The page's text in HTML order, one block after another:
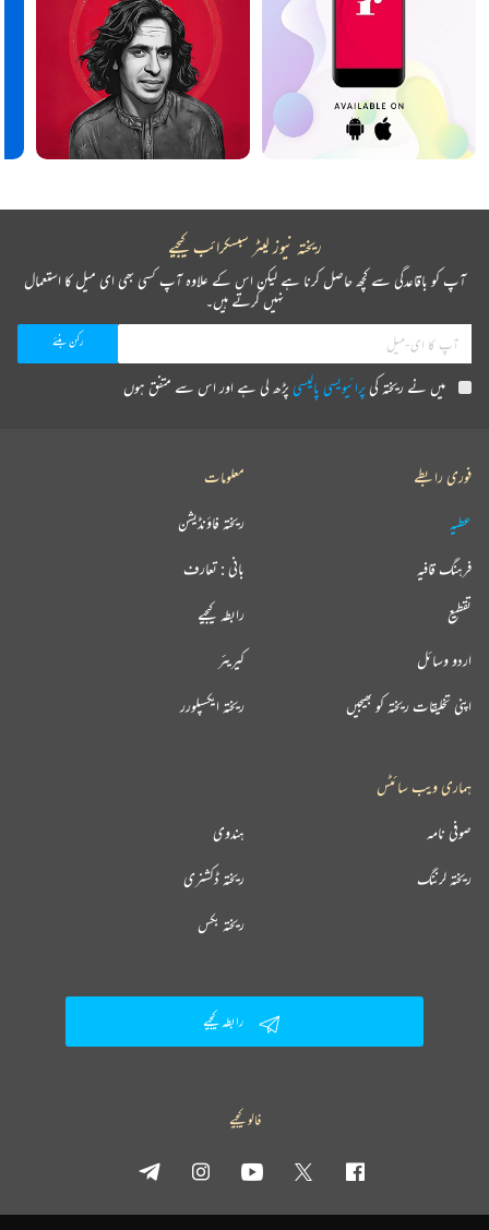
ریختہ نیوز لیٹر سبسکرائب کیجیے
آپ کو باقاعدگی سے کچھ حاصل کرنا ہے لیکن اس کے علاوہ آپ کسی بھی ای میل کا استعمال
نہیں کرتے ہیں۔
میں نے ریختہ کیپرائیویسی پالیسیپڑھ لی ہے اور اس سے متفق ہوں
فوری رابطے
عطیہ
فرہنگ قافیہ
تقطیع
اردو وسائل
اپنی تخلیقات ریختہ کو بھیجیں
معلومات
ریختہ فاؤنڈیشن
بانی : تعارف
رابطہ کیجیے
کیریئر
ریختہ ایکسپلورر
ہماری ویب سائٹس
ہندوی صوفی نامہ
ریختہ ڈکشنری ریختہ لرننگ
ریختہ بکس
رابطہ کیجیے
فالو کیجیے